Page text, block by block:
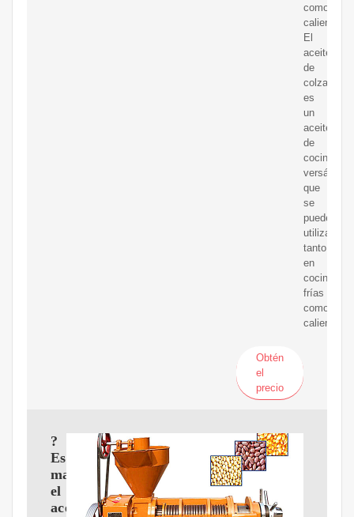
como
calientes.
El
aceite
de
colza
es
un
aceite
de
cocina
versátil
que
se
puede
utilizar
tanto
en
cocinas
frías
como
calientes.
Obtén
el
precio
?
Es
malo
el
aceite